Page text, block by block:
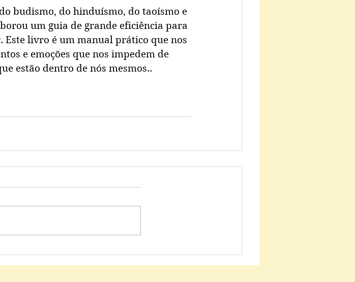
budismo, do hinduísmo, do taoísmo e
um guia de grande eficiência para
livro é um manual prático que nos
e emoções que nos impedem de
estão dentro de nós mesmos..